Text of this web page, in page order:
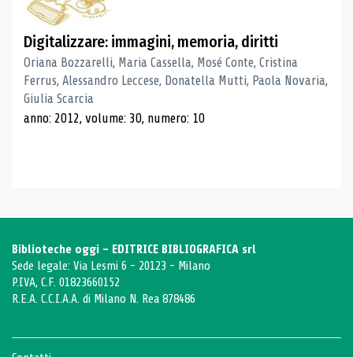
Digitalizzare: immagini, memoria, diritti
Oriana Bozzarelli, Maria Cassella, Mosé Conte, Cristina
Ferrus, Alessandro Leccese, Donatella Mutti, Paola Novaria,
Giulia Scarcia
anno: 2012, volume: 30, numero: 10
Biblioteche oggi - EDITRICE BIBLIOGRAFICA srl
Sede legale: Via Lesmi 6 - 20123 - Milano
P.IVA, C.F. 01823660152
R.E.A. C.C.I.A.A. di Milano N. Rea 878486